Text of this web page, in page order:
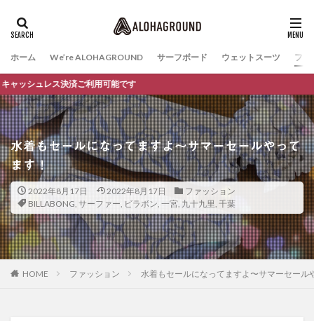
ホーム We’re ALOHAGROUND サーフボード ウェットスーツ ファ
決済ご利用可能です
水着もセールになってますよ〜サマーセールやって
ます！
2022年8月17日 2022年8月17日
ファッション
BILLABONG, サーファー, ビラボン, 一宮, 九十九里, 千葉
HOME ファッション 水着もセールになってますよ〜サマーセール